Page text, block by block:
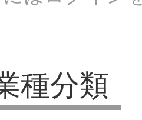
種分類